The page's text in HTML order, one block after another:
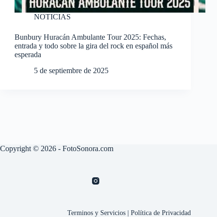
NOTICIAS
Bunbury Huracán Ambulante Tour 2025: Fechas,
entrada y todo sobre la gira del rock en español más
esperada
5 de septiembre de 2025
Copyright © 2026 - FotoSonora.com
Terminos y Servicios |Política de Privacidad